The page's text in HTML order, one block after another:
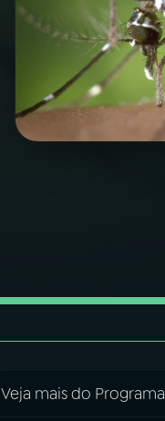
Veja mais do Programa